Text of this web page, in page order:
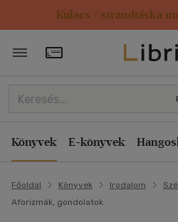
Kulacs / strandtáska
Törzsvásárlói Kártya
Könyvek E-könyvek
Főoldal Könyvek Irodalom
Aforizmák, gondolatok